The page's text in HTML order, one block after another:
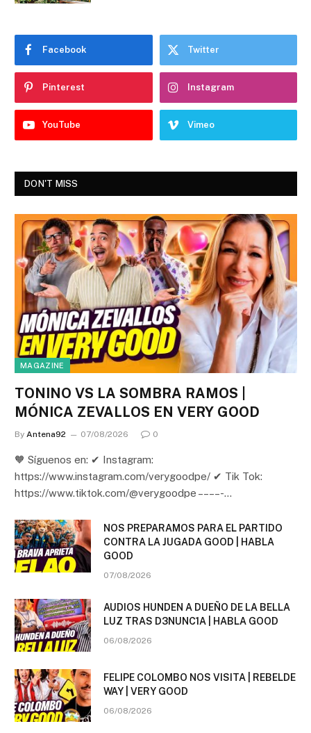
Facebook Twitter
Pinterest Instagram
YouTube Vimeo
DON'T MISS
MAGAZINE
TONINO VS LA SOMBRA RAMOS |
MÓNICA ZEVALLOS EN VERY GOOD
By Antena92 07/08/2026 0
🧡 Síguenos en: ✔ Instagram:
https://www.instagram.com/verygoodpe/ ✔ Tik Tok:
https://www.tiktok.com/@verygoodpe – – – – -…
NOS PREPARAMOS PARA EL PARTIDO
CONTRA LA JUGADA GOOD | HABLA
GOOD
07/08/2026
AUDIOS HUNDEN A DUEÑO DE LA BELLA
LUZ TRAS D3NUNC1A | HABLA GOOD
06/08/2026
FELIPE COLOMBO NOS VISITA | REBELDE
WAY | VERY GOOD
06/08/2026